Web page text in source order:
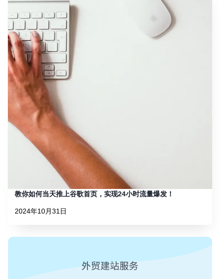
教你如何当天推上谷歌首页，实现24小时流量爆发！
2024年10月31日